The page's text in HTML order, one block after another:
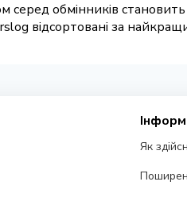
серед обмінників
відсортовані за
Як